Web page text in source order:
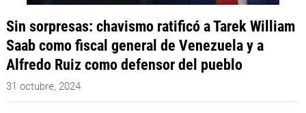
Sin sorpresas: chavismo ratificó a Tarek William
Saab como fiscal general de Venezuela y a
Alfredo Ruiz como defensor del pueblo
31 octubre, 2024